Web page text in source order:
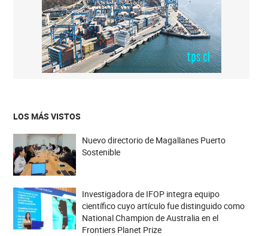
LOS MÁS VISTOS
Nuevo directorio de Magallanes Puerto
Sostenible
Investigadora de IFOP integra equipo
científico cuyo artículo fue distinguido como
National Champion de Australia en el
Frontiers Planet Prize